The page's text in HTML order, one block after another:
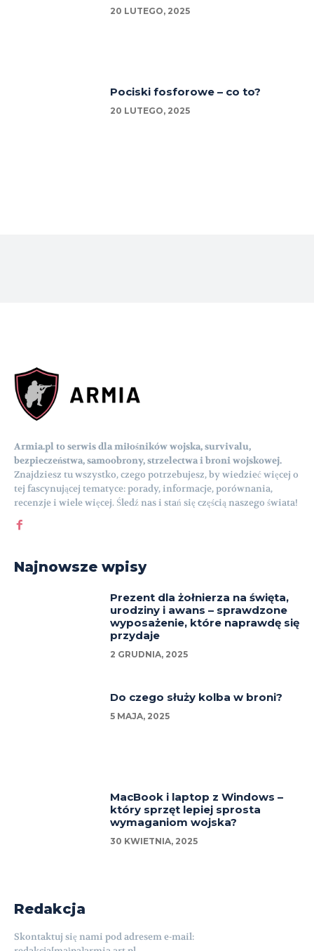
20 LUTEGO, 2025
Pociski fosforowe – co to?
20 LUTEGO, 2025
Armia.pl to serwis dla miłośników wojska, survivalu,
bezpieczeństwa, samoobrony, strzelectwa i broni wojskowej.
Znajdziesz tu wszystko, czego potrzebujesz, by wiedzieć więcej o
tej fascynującej tematyce: porady, informacje, porównania,
recenzje i wiele więcej. Śledź nas i stań się częścią naszego świata!
Najnowsze wpisy
Prezent dla żołnierza na święta,
urodziny i awans – sprawdzone
wyposażenie, które naprawdę się
przydaje
2 GRUDNIA, 2025
Do czego służy kolba w broni?
5 MAJA, 2025
MacBook i laptop z Windows –
który sprzęt lepiej sprosta
wymaganiom wojska?
30 KWIETNIA, 2025
Redakcja
Skontaktuj się nami pod adresem e-mail: